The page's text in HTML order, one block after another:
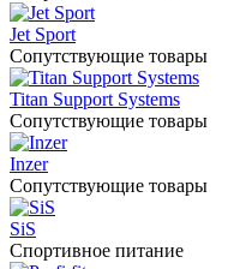
Jet Sport
Сопутствующие товары
Titan Support Systems
Сопутствующие товары
Inzer
Сопутствующие товары
SiS
Спортивное питание